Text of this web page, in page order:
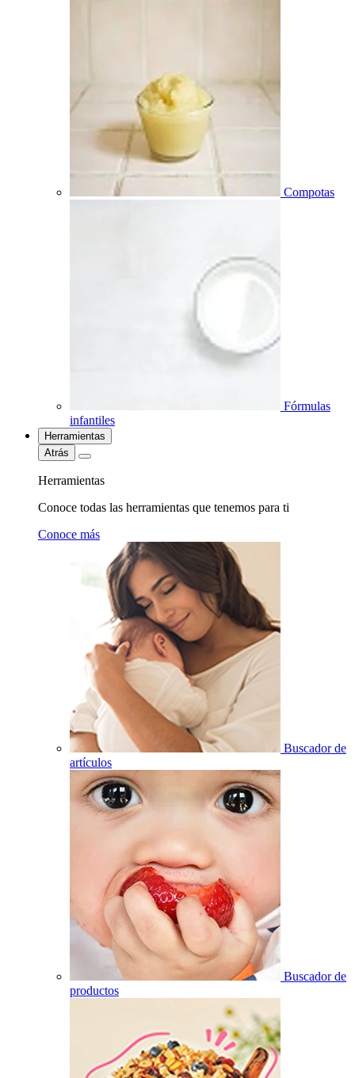
Compotas
Fórmulas
infantiles
Herramientas
Atrás
Herramientas
Conoce todas las herramientas que tenemos para ti
Conoce más
Buscador de
artículos
Buscador de
productos